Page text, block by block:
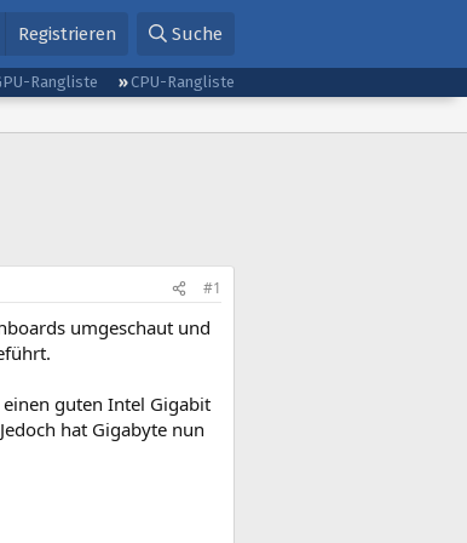
Registrieren Suche
Rangliste
CPU-Rangliste
#1
umgeschaut und
guten Intel Gigabit
hat Gigabyte nun